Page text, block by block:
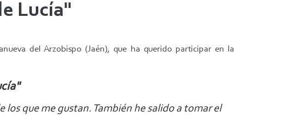
Lucía"
del Arzobispo (Jaén), que ha querido participar en la
que me gustan. También he salido a tomar el